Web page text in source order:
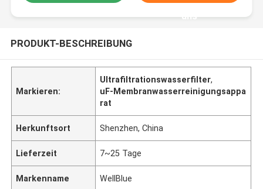
uns
PRODUKT-BESCHREIBUNG
Markieren:
Ultrafiltrationswasserfilter,
uF-Membranwasserreinigungsappa
rat
Herkunftsort Shenzhen, China
Lieferzeit 7~25 Tage
Markenname WellBlue